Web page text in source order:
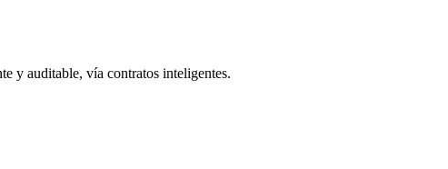
y auditable, vía contratos inteligentes.